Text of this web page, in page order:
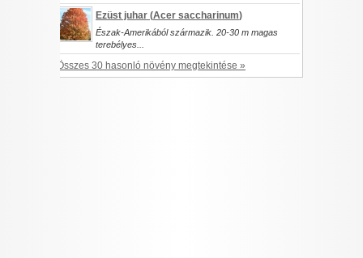
Ezüst juhar (Acer saccharinum)
Észak-Amerikából származik. 20-30 m magas
terebélyes...
Összes 30 hasonló növény megtekintése »